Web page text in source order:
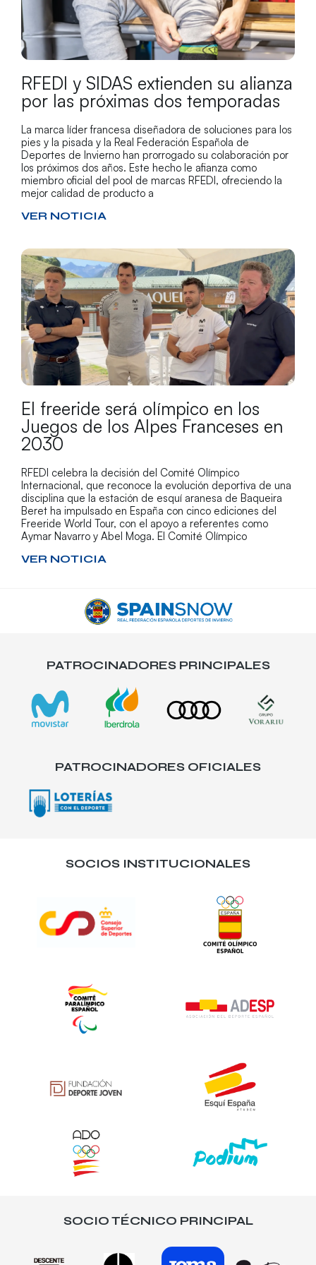
RFEDI y SIDAS extienden su alianza
por las próximas dos temporadas
La marca líder francesa diseñadora de soluciones para los
pies y la pisada y la Real Federación Española de
Deportes de Invierno han prorrogado su colaboración por
los próximos dos años. Este hecho le afianza como
miembro oficial del pool de marcas RFEDI, ofreciendo la
mejor calidad de producto a
VER NOTICIA
El freeride será olímpico en los
Juegos de los Alpes Franceses en
2030
RFEDI celebra la decisión del Comité Olímpico
Internacional, que reconoce la evolución deportiva de una
disciplina que la estación de esquí aranesa de Baqueira
Beret ha impulsado en España con cinco ediciones del
Freeride World Tour, con el apoyo a referentes como
Aymar Navarro y Abel Moga. El Comité Olímpico
VER NOTICIA
PATROCINADORES PRINCIPALES
PATROCINADORES OFICIALES
SOCIOS INSTITUCIONALES
SOCIO TÉCNICO PRINCIPAL